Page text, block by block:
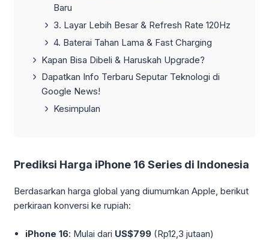
Baru
3. Layar Lebih Besar & Refresh Rate 120Hz
4. Baterai Tahan Lama & Fast Charging
Kapan Bisa Dibeli & Haruskah Upgrade?
Dapatkan Info Terbaru Seputar Teknologi di
Google News!
Kesimpulan
Prediksi Harga iPhone 16 Series di Indonesia
Berdasarkan harga global yang diumumkan Apple, berikut
perkiraan konversi ke rupiah:
iPhone 16: Mulai dari US$799 (Rp12,3 jutaan)